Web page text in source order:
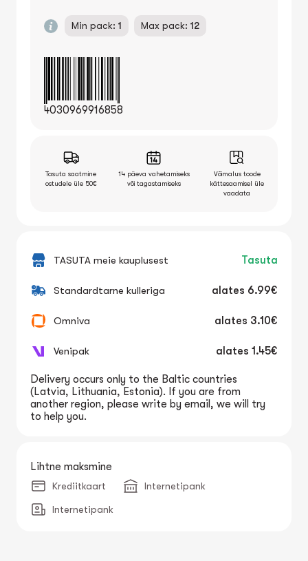
Min pack: 1 Max pack: 12
4030969916858
Tasuta saatmine
ostudele üle 50€
14 päeva vahetamiseks
või tagastamiseks
Võimalus toode
kättesaamisel üle
vaadata
TASUTA meie kauplusest Tasuta
Standardtarne kulleriga alates 6.99€
Omniva alates 3.10€
Venipak alates 1.45€
Delivery occurs only to the Baltic countries
(Latvia, Lithuania, Estonia). If you are from
another region, please write by email, we will try
to help you.
Lihtne maksmine
Krediitkaart Internetipank
Internetipank